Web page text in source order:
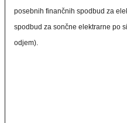
posebnih finančnih spodbud za
spodbud za sončne elektrarne po
odjem).